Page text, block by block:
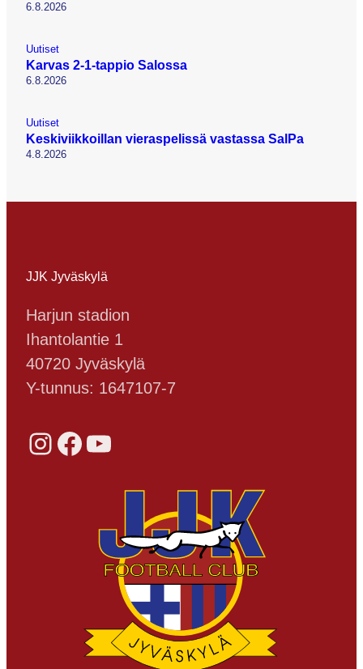
6.8.2026
Uutiset
Karvas 2-1-tappio Salossa
6.8.2026
Uutiset
Keskiviikkoillan vieraspelissä vastassa SalPa
4.8.2026
JJK Jyväskylä
Harjun stadion
Ihantolantie 1
40720 Jyväskylä
Y-tunnus: 1647107-7
Instagram Facebook YouTube